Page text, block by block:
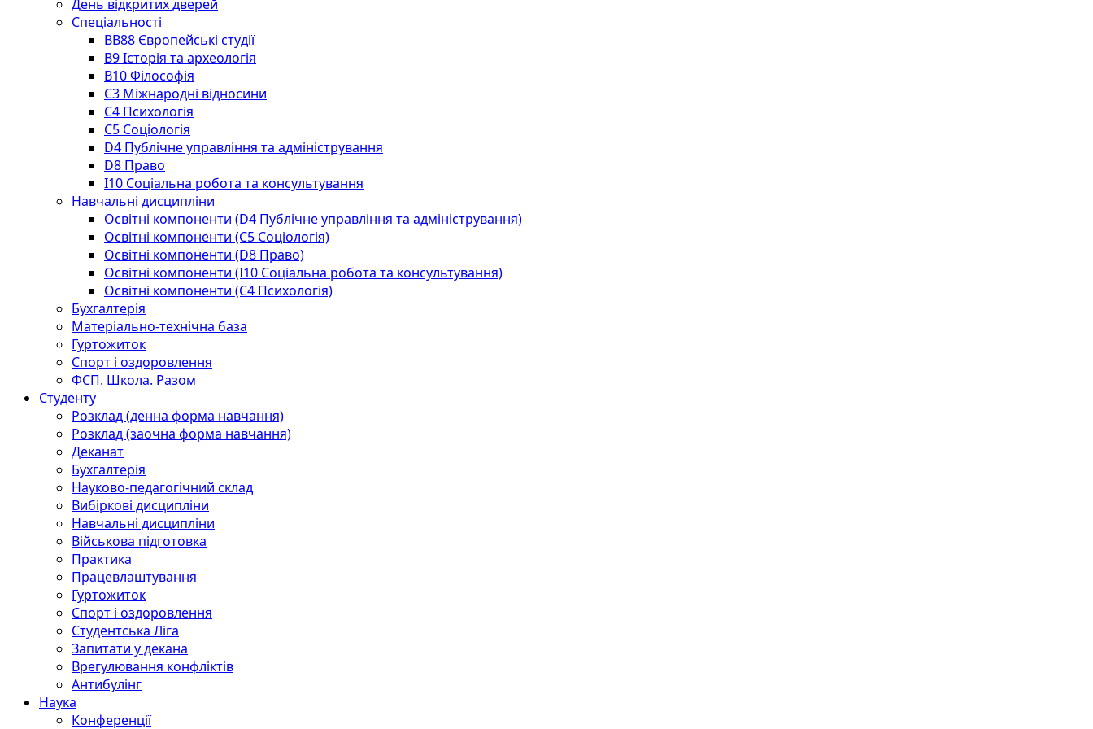
День відкритих дверей
Спеціальності
BВ88 Європейські студії
B9 Історія та археологія
B10 Філософія
C3 Міжнародні відносини
C4 Психологія
С5 Соціологія
D4 Публічне управління та адміністрування
D8 Право
I10 Соціальна робота та консультування
Навчальні дисципліни
Освітні компоненти (D4 Публічне управління та адміністрування)
Освітні компоненти (С5 Соціологія)
Освітні компоненти (D8 Право)
Освітні компоненти (I10 Соціальна робота та консультування)
Освітні компоненти (С4 Психологія)
Бухгалтерія
Матеріально-технічна база
Гуртожиток
Спорт і оздоровлення
ФСП. Школа. Разом
Студенту
Розклад (денна форма навчання)
Розклад (заочна форма навчання)
Деканат
Бухгалтерія
Науково-педагогічний склад
Вибіркові дисципліни
Навчальні дисципліни
Військова підготовка
Практика
Працевлаштування
Гуртожиток
Спорт і оздоровлення
Студентська Ліга
Запитати у декана
Врегулювання конфліктів
Антибулінг
Наука
Конференції